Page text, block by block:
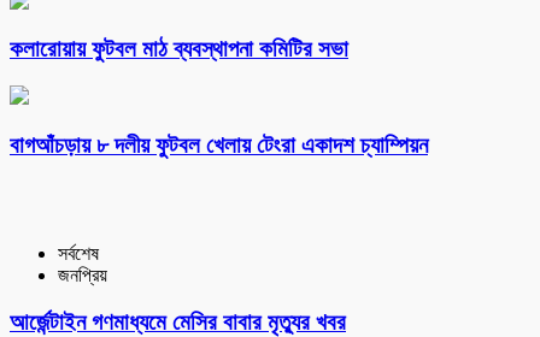
কলারোয়ায় ফুটবল মাঠ ব্যবস্থাপনা কমিটির সভা
বাগআঁচড়ায় ৮ দলীয় ফুটবল খেলায় টেংরা একাদশ চ্যাম্পিয়ন
সর্বশেষ
জনপ্রিয়
আর্জেন্টাইন গণমাধ্যমে মেসির বাবার মৃত্যুর খবর